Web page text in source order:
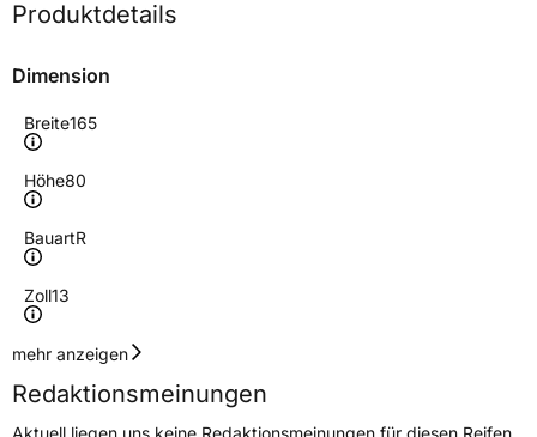
Produktdetails
Dimension
Breite165
Höhe80
BauartR
Zoll13
Geschwindigkeitsindex
Höchstgeschwindigkeit
170 km/h
mehr anzeigen
Redaktionsmeinungen
Aktuell liegen uns keine Redaktionsmeinungen für diesen Reifen